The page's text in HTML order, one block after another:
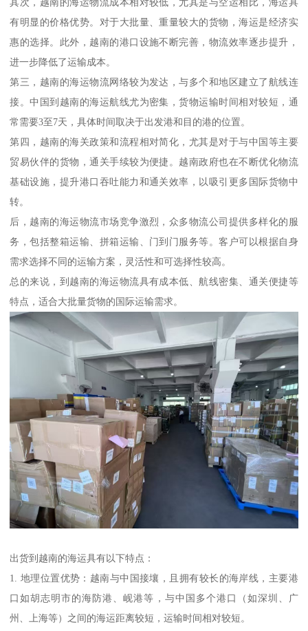
其次，越南的海运物流成本相对较低，尤其是与空运相比，海运具
有明显的价格优势。对于大批量、重量较大的货物，海运是经济实
惠的选择。此外，越南的港口设施不断完善，物流效率逐步提升，
进一步降低了运输成本。
第三，越南的海运物流网络较为发达，与多个和地区建立了航线连
接。中国到越南的海运航线尤为密集，货物运输时间相对较短，通
常需要3至7天，具体时间取决于出发港和目的港的位置。
第四，越南的海关政策和流程相对简化，尤其是对于与中国等主要
贸易伙伴的货物，通关手续较为便捷。越南政府也在不断优化物流
基础设施，提升港口吞吐能力和通关效率，以吸引更多国际货物中
转。
后，越南的海运物流市场竞争激烈，众多物流公司提供多样化的服
务，包括整箱运输、拼箱运输、门到门服务等。客户可以根据自身
需求选择不同的运输方案，灵活性和可选择性较高。
总的来说，到越南的海运物流具有成本低、航线密集、通关便捷等
特点，适合大批量货物的国际运输需求。
出货到越南的海运具有以下特点：
1. 地理位置优势：越南与中国接壤，且拥有较长的海岸线，主要港
口如胡志明市的海防港、岘港等，与中国多个港口（如深圳、广
州、上海等）之间的海运距离较短，运输时间相对较短。